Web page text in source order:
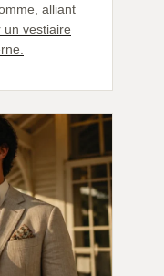
alliant
un vestiaire